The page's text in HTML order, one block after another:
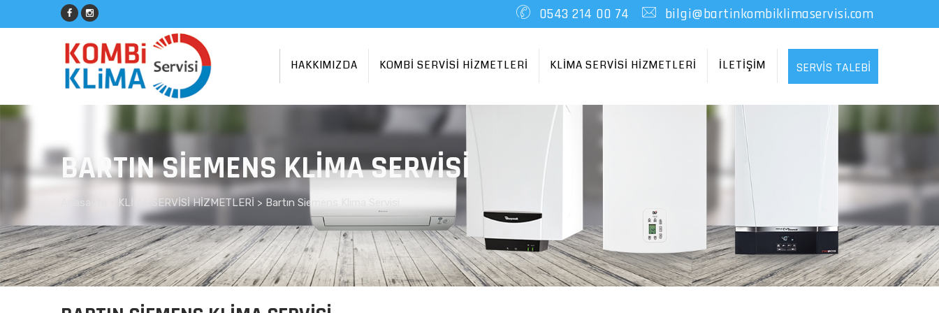
0543 214 00 74 bilgi@bartinkombiklimaservisi.com
SERVİS TALEBİ
HAKKIMIZDA KOMBİ SERVİSİ HİZMETLERİ KLİMA SERVİSİ HİZMETLERİ İLETİŞİM
BARTIN SIEMENS KLIMA SERVISI
KLİMA SERVİSİ HİZMETLERİ > Bartın Siemens Klima Servisi